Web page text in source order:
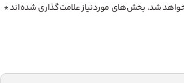
شد. بخش‌های موردنیاز علامت‌گذاری شده‌اند*